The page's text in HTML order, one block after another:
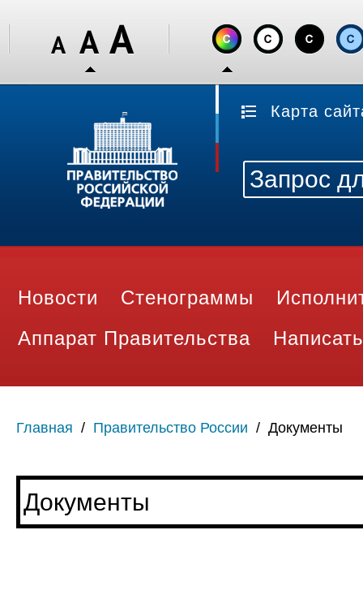
Карта
Новости Стенограммы
Аппарат Правительства
Главная / Правительство России / Документы